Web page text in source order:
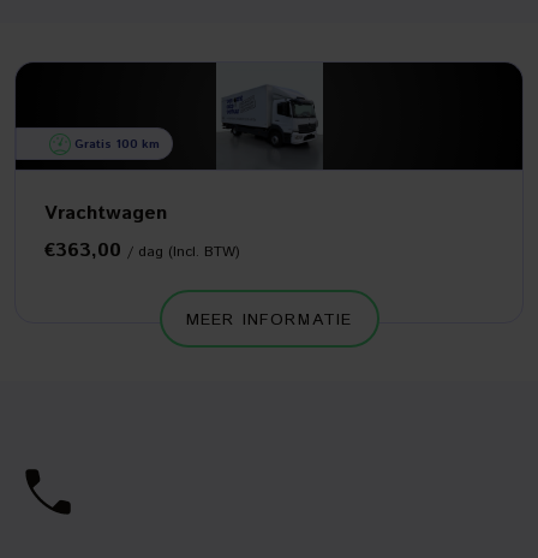
Gratis 100 km
Vrachtwagen
€363,00 / dag (Incl. BTW)
MEER INFORMATIE